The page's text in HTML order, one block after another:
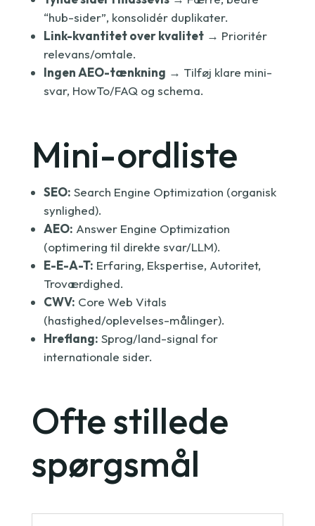
“hub-sider”, konsolidér duplikater.
Link-kvantitet over kvalitet→ Prioritér
relevans/omtale.
Ingen AEO-tænkning → Tilføj klare mini-
svar, HowTo/FAQ og schema.
Mini-ordliste
SEO: Search Engine Optimization (organisk
synlighed).
AEO: Answer Engine Optimization
(optimering til direkte svar/LLM).
E-E-A-T: Erfaring, Ekspertise, Autoritet,
Troværdighed.
CWV: Core Web Vitals
(hastighed/oplevelses-målinger).
Hreflang: Sprog/land-signal for
internationale sider.
Ofte stillede
spørgsmål